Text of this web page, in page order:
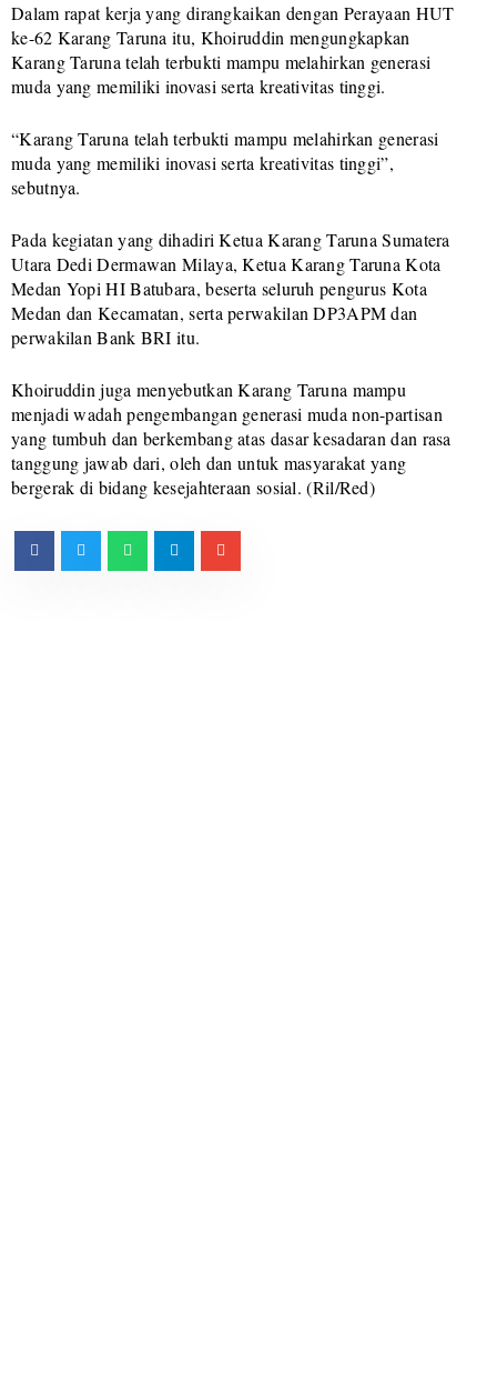
Dalam rapat kerja yang dirangkaikan dengan Perayaan HUT
ke-62 Karang Taruna itu, Khoiruddin mengungkapkan
Karang Taruna telah terbukti mampu melahirkan generasi
muda yang memiliki inovasi serta kreativitas tinggi.
“Karang Taruna telah terbukti mampu melahirkan generasi
muda yang memiliki inovasi serta kreativitas tinggi”,
sebutnya.
Pada kegiatan yang dihadiri Ketua Karang Taruna Sumatera
Utara Dedi Dermawan Milaya, Ketua Karang Taruna Kota
Medan Yopi HI Batubara, beserta seluruh pengurus Kota
Medan dan Kecamatan, serta perwakilan DP3APM dan
perwakilan Bank BRI itu.
Khoiruddin juga menyebutkan Karang Taruna mampu
menjadi wadah pengembangan generasi muda non-partisan
yang tumbuh dan berkembang atas dasar kesadaran dan rasa
tanggung jawab dari, oleh dan untuk masyarakat yang
bergerak di bidang kesejahteraan sosial. (Ril/Red)